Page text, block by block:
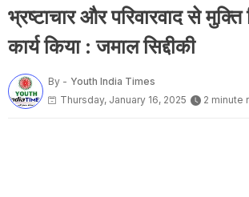
भ्रष्टाचार और परिवारवाद से मुक्ति
कार्य किया : जमाल सिद्दीकी
By - Youth India Times
Thursday, January 16, 2025
2 minute